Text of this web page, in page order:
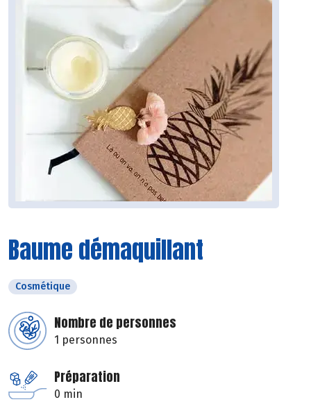
Baume démaquillant
Cosmétique
Nombre de personnes
1 personnes
Préparation
0 min